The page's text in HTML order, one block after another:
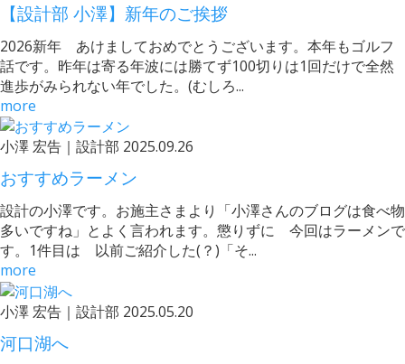
【設計部 小澤】新年のご挨拶
2026新年 あけましておめでとうございます。本年もゴルフ
話です。昨年は寄る年波には勝てず100切りは1回だけで全然
進歩がみられない年でした。(むしろ...
more
小澤 宏告｜設計部 2025.09.26
おすすめラーメン
設計の小澤です。お施主さまより「小澤さんのブログは食べ物
多いですね」とよく言われます。懲りずに 今回はラーメンで
す。1件目は 以前ご紹介した(？)「そ...
more
小澤 宏告｜設計部 2025.05.20
河口湖へ